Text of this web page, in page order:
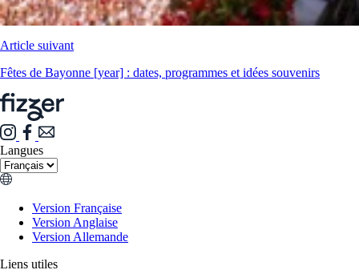
Article suivant
Fêtes de Bayonne [year] : dates, programmes et idées souvenirs
Langues
Version Française
Version Anglaise
Version Allemande
Liens utiles